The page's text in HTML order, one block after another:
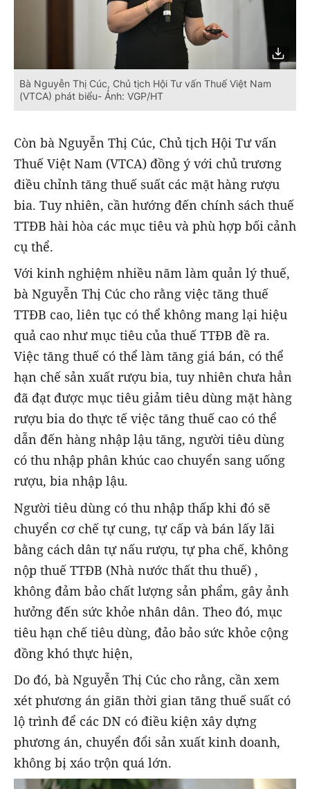
Bà Nguyễn Thị Cúc, Chủ tịch Hội Tư vấn Thuế Việt Nam
(VTCA) phát biểu- Ảnh: VGP/HT
Còn bà Nguyễn Thị Cúc, Chủ tịch Hội Tư vấn
Thuế Việt Nam (VTCA) đồng ý với chủ trương
điều chỉnh tăng thuế suất các mặt hàng rượu
bia. Tuy nhiên, cần hướng đến chính sách thuế
TTĐB hài hòa các mục tiêu và phù hợp bối cảnh
cụ thể.
Với kinh nghiệm nhiều năm làm quản lý thuế,
bà Nguyễn Thị Cúc cho rằng việc tăng thuế
TTĐB cao, liên tục có thể không mang lại hiệu
quả cao như mục tiêu của thuế TTĐB đề ra.
Việc tăng thuế có thể làm tăng giá bán, có thể
hạn chế sản xuất rượu bia, tuy nhiên chưa hẳn
đã đạt được mục tiêu giảm tiêu dùng mặt hàng
rượu bia do thực tế việc tăng thuế cao có thể
dẫn đến hàng nhập lậu tăng, người tiêu dùng
có thu nhập phân khúc cao chuyển sang uống
rượu, bia nhập lậu.
Người tiêu dùng có thu nhập thấp khi đó sẽ
chuyển cơ chế tự cung, tự cấp và bán lấy lãi
bằng cách dân tự nấu rượu, tự pha chế, không
nộp thuế TTĐB (Nhà nước thất thu thuế) ,
không đảm bảo chất lượng sản phẩm, gây ảnh
hưởng đến sức khỏe nhân dân. Theo đó, mục
tiêu hạn chế tiêu dùng, đảo bảo sức khỏe cộng
đồng khó thực hiện,
Do đó, bà Nguyễn Thị Cúc cho rằng, cần xem
xét phương án giãn thời gian tăng thuế suất có
lộ trình để các DN có điều kiện xây dựng
phương án, chuyển đổi sản xuất kinh doanh,
không bị xáo trộn quá lớn.